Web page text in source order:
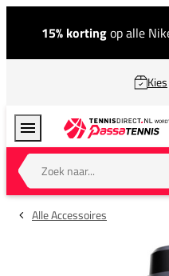
15% kortingop alle
Zoek naar...
Alle Accessoires